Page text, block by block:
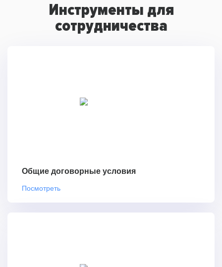
Инструменты для
сотрудничества
Общие договорные условия
Посмотреть